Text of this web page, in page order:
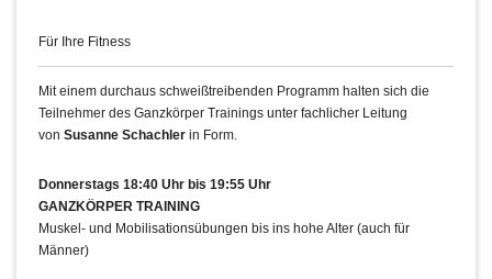
Für Ihre Fitness
Mit einem durchaus schweißtreibenden Programm halten sich die
Teilnehmer des Ganzkörper Trainings unter fachlicher Leitung
von Susanne Schachler in Form.
Donnerstags 18:40 Uhr bis 19:55 Uhr
GANZKÖRPER TRAINING
Muskel- und Mobilisationsübungen bis ins hohe Alter (auch für
Männer)